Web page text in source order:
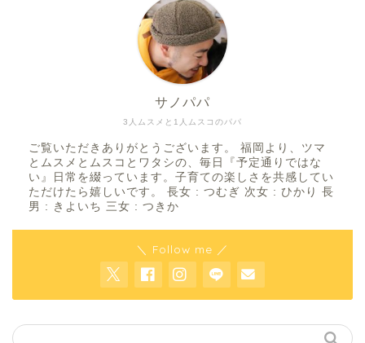
3人ムスメと1人ムスコのパパ
サノパパ
ご覧いただきありがとうございます。 福岡より、ツマ
とムスメとムスコとワタシの、毎日『予定通りではな
い』日常を綴っています。子育ての楽しさを共感してい
ただけたら嬉しいです。 長女 : つむぎ 次女 : ひかり 長
男 : きよいち 三女 : つきか
＼ Follow me ／